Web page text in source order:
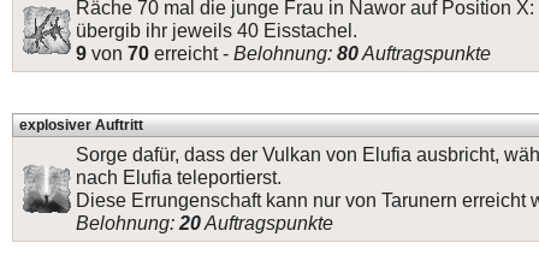
Räche 70 mal die junge Frau in Nawor auf Position
übergib ihr jeweils 40 Eisstachel.
9 von 70 erreicht - Belohnung: 80Auftragspunkte
explosiver Auftritt
Sorge dafür, dass der Vulkan von Elufia ausbricht,
nach Elufia teleportierst.
Diese Errungenschaft kann nur von Tarunern erreicht
Belohnung: 20Auftragspunkte